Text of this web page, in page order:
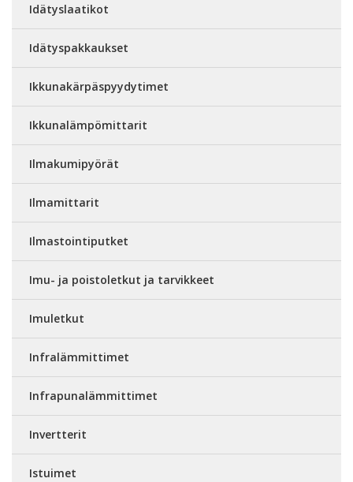
Idätyslaatikot
Idätyspakkaukset
Ikkunakärpäspyydytimet
Ikkunalämpömittarit
Ilmakumipyörät
Ilmamittarit
Ilmastointiputket
Imu- ja poistoletkut ja tarvikkeet
Imuletkut
Infralämmittimet
Infrapunalämmittimet
Invertterit
Istuimet